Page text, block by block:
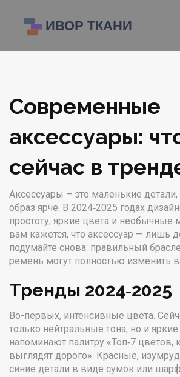
Современные
аксессуары:
сейчас в
Аксессуары – это маленькие
образ ярче. В 2024‑2025 годах
простоту, яркие цвета и необычные
вам кажется, что аксессуар — лишь
подумайте снова: правильный
ремень могут полностью изменить
Тренды 2024‑2025
Во-первых, интенсивные цвета.
только нейтральные тона, но и
напоминают палитру «Топ‑7 цветов,
выглядят дорого». Красные,
синие детали в виде сумок или